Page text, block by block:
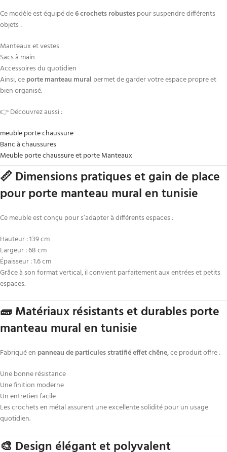
Ce modèle est équipé de6 crochets robustespour suspendre différents
objets :
Manteaux et vestes
Sacs à main
Accessoires du quotidien
Ainsi, ceporte manteau mural permet de garder votre espace propre et
bien organisé.
👉 Découvrez aussi :
meuble porte chaussure
Banc à chaussures
Meuble porte chaussure et porte Manteaux
📏 Dimensions pratiques et gain de place
pour porte manteau mural en tunisie
Ce meuble est conçu pour s’adapter à différents espaces :
Hauteur : 139 cm
Largeur : 68 cm
Épaisseur : 1.6 cm
Grâce à son format vertical, il convient parfaitement aux entrées et petits
espaces.
🧱 Matériaux résistants et durables porte
manteau mural en tunisie
Fabriqué en panneau de particules stratifié effet chêne, ce produit offre :
Une bonne résistance
Une finition moderne
Un entretien facile
Les crochets en métal assurent une excellente solidité pour un usage
quotidien.
🎨 Design élégant et polyvalent